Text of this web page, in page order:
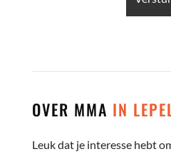
OVER MMA IN
Leuk dat je interesse hebt